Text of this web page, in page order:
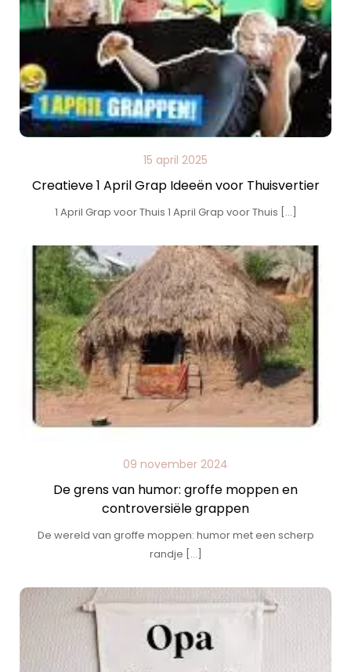
15 april 2025
Creatieve 1 April Grap Ideeën voor Thuisvertier
1 April Grap voor Thuis 1 April Grap voor Thuis […]
09 november 2024
De grens van humor: groffe moppen en
controversiële grappen
De wereld van groffe moppen: humor met een scherp
randje […]